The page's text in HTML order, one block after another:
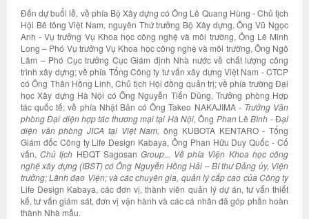
Đến dự buổi lễ, về phía Bộ Xây dựng có Ông Lê Quang Hùng - Chủ tịch
Hội Bê tông Việt Nam, nguyên Thứ trưởng Bộ Xây dựng, Ông Vũ Ngọc
Anh - Vụ trưởng Vụ Khoa học công nghệ và môi trường, Ông Lê Minh
Long – Phó Vụ trưởng Vụ Khoa học công nghệ và môi trường, Ông Ngô
Lâm – Phó Cục trưởng Cục Giám định Nhà nước về chất lượng công
trình xây dựng; về phía Tổng Công ty tư vấn xây dựng Việt Nam - CTCP
có Ông Thân Hồng Linh, Chủ tịch Hội đồng quản trị; về phía trường Đại
học Xây dựng Hà Nội có Ông Nguyễn Tiến Dũng, Trưởng phòng Hợp
tác quốc tế; về phía Nhật Bản có Ông Takeo NAKAJIMA - Trưởng Văn
phòng Đại diện hợp tác thương mại tại Hà Nội, Ông PhanLêBình - Đại
diện văn phòng JICA tại Việt Nam,ông KUBOTA KENTARO - Tổng
Giám đốc Công ty Life Design Kabaya, Ông Phan Hữu Duy Quốc - Cố
vấn,Chủ tịch HĐQT Sagosan Group... Về phía Viện Khoa học công
nghệ xây dựng (IBST) có Ông Nguyễn Hồng Hải – Bí thư Đảng ủy, Viện
trưởng; Lãnh đạo Viện; và các chuyên gia, quản lý cấp cao của Công ty
Life Design Kabaya, các đơn vị, thành viên quản lý dự án, tư vấn thiết
kế, tư vấn giám sát, đơn vị vận hành và các cá nhân đã góp phần hoàn
thành Nhà mẫu.